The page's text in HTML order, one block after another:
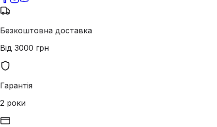
Безкоштовна доставка
Від 3000 грн
Гарантія
2 роки